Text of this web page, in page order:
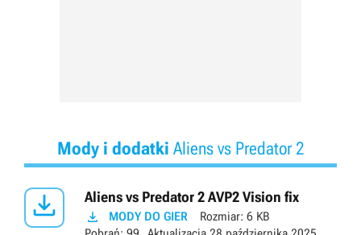
Mody i dodatki Aliens vs Predator 2
 Aliens vs Predator 2 AVP2 Vision fix
 MODY DO GIER Rozmiar: 6 KB